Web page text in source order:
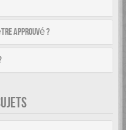
approuvé ?